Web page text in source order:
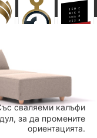
сваляеми калъфи
за да промените
ориентацията.